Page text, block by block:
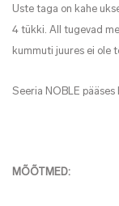
Uste taga on kahe
4 tükki. All tugevad
kummuti juures ei ole
Seeria NOBLE pääses
MÕÕTMED: